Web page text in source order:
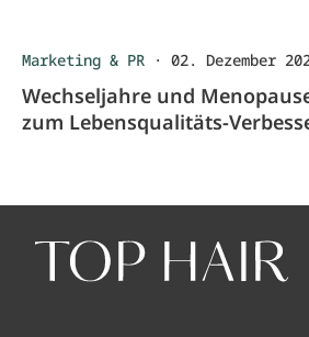
Marketing & PR · 02. Dezember
Wechseljahre und
zum Lebensqualitäts-